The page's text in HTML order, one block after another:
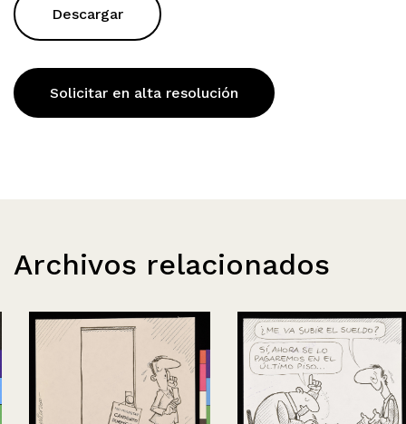
Descargar
Solicitar en alta resolución
Archivos relacionados